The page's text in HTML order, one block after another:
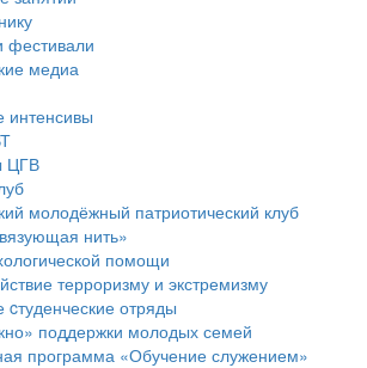
фестивали
медиа
интенсивы
ЦГВ
молодёжный патриотический клуб
нить»
помощи
терроризму и экстремизму
cтуденческие отряды
поддержки молодых семей
программа «Обучение служением»